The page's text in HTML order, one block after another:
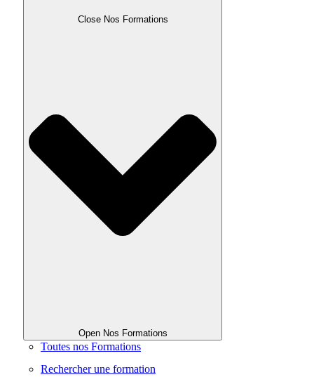
Close Nos Formations
Open Nos Formations
Toutes nos Formations
Rechercher une formation